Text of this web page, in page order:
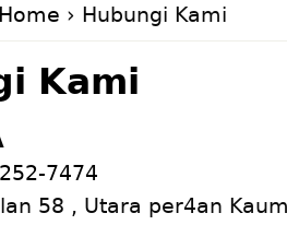
Home › Hubungi Kami
Kami
7474
58 , Utara per4an